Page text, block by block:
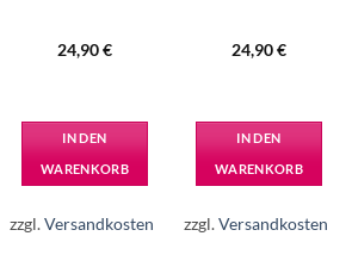
24,90€
IN DEN
WARENKORB
zzgl.Versandkosten
24,90€
IN DEN
WARENKORB
zzgl.Versandkosten